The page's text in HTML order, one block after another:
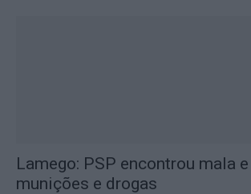
Lamego: PSP encontrou mala
munições e drogas